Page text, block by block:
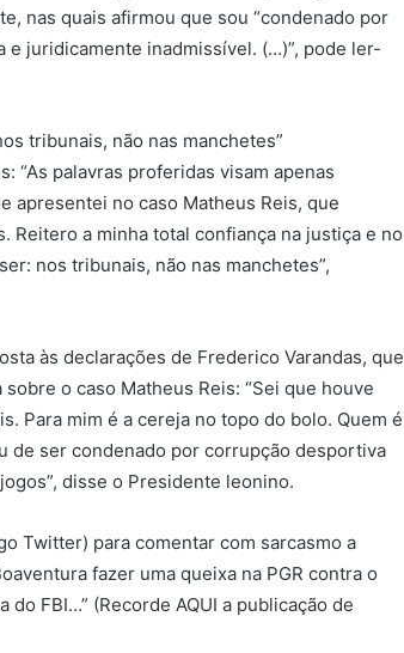
nas quais afirmou que sou “condenado por
e juridicamente inadmissível. (…)”, pode ler-
tribunais, não nas manchetes”
“As palavras proferidas visam apenas
apresentei no caso Matheus Reis, que
Reitero a minha total confiança na justiça e no
nos tribunais, não nas manchetes”,
às declarações de Frederico Varandas, que
o caso Matheus Reis: “Sei que houve
Para mim é a cereja no topo do bolo. Quem é
de ser condenado por corrupção desportiva
disse o Presidente leonino.
Twitter) para comentar com sarcasmo a
fazer uma queixa na PGR contra o
FBI…” (Recorde AQUI a publicação de